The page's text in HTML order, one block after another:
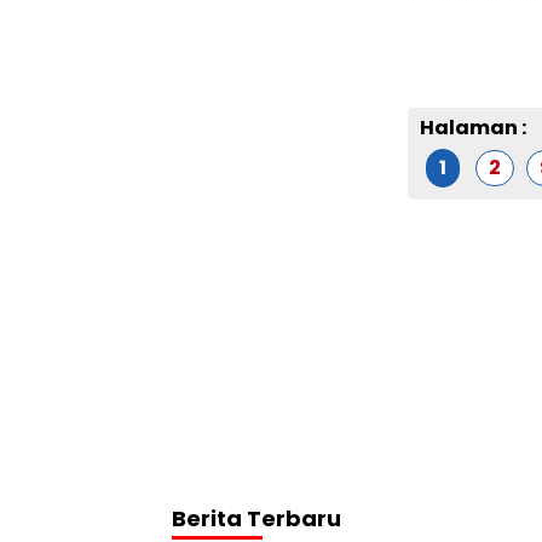
Halaman :
1
2
Berita Terbaru